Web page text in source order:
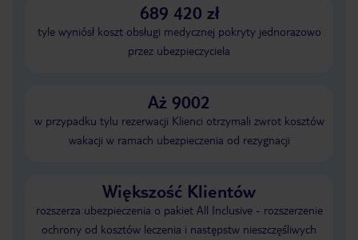
689 420 zł
tyle wyniósł koszt obsługi medycznej pokryty jednorazowo
przez ubezpieczyciela
Aż 9002
w przypadku tylu rezerwacji Klienci otrzymali zwrot kosztów
wakacji w ramach ubezpieczenia od rezygnacji
Większość Klientów
rozszerza ubezpieczenia o pakiet All Inclusive - rozszerzenie
ochrony od kosztów leczenia i następstw nieszczęśliwych